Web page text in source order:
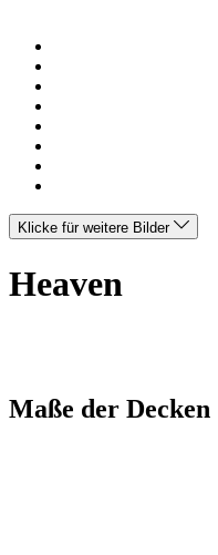
Klicke für weitere Bilder
Heaven
Maße der Decken